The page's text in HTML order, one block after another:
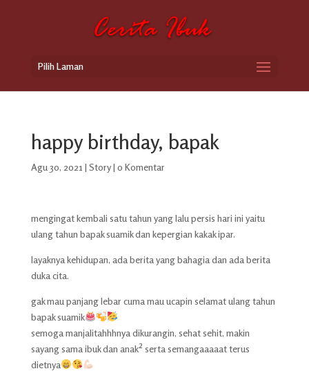
Pilih Laman
happy birthday, bapak
Agu 30, 2021 | Story| 0 Komentar
mengingat kembali satu tahun yang lalu persis hari ini yaitu
ulang tahun bapak suamik dan kepergian kakak ipar.
layaknya kehidupan, ada berita yang bahagia dan ada berita
duka cita.
gak mau panjang lebar cuma mau ucapin selamat ulang tahun
bapak suamik
semoga manjalitahhhnya dikurangin, sehat sehit, makin
sayang sama ibuk dan anak² serta semangaaaaat terus
dietnya